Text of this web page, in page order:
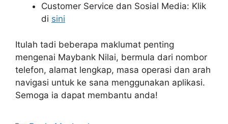
Customer Service dan Sosial Media: Klik
di sini
Itulah tadi beberapa maklumat penting
mengenai Maybank Nilai, bermula dari nombor
telefon, alamat lengkap, masa operasi dan arah
navigasi untuk ke sana menggunakan aplikasi.
Semoga ia dapat membantu anda!